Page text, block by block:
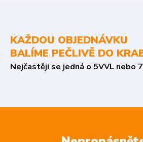
KAŽDOU OBJEDNÁVKU
BALÍME PEČLIVĚ DO
Nejčastěji se jedná o 5VVL nebo